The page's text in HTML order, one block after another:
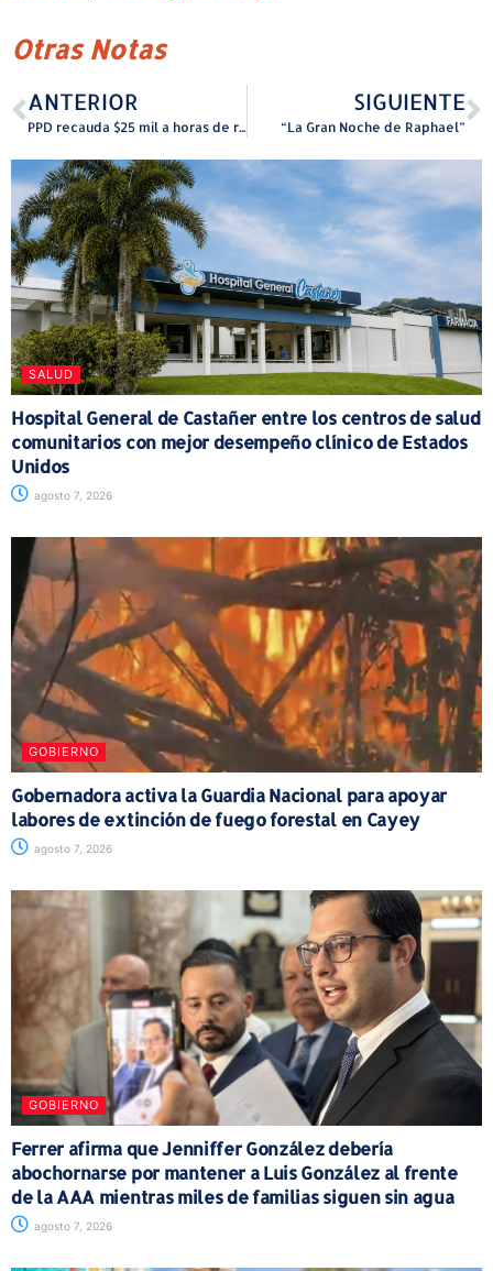
Otras Notas
ANTERIOR
PPD recauda $25 mil a horas de ratificada la presidencia de Pablo José Hernández
SIGUIENTE
“La Gran Noche de Raphael”
SALUD
Hospital General de Castañer entre los centros de salud
comunitarios con mejor desempeño clínico de Estados
Unidos
agosto 7, 2026
GOBIERNO
Gobernadora activa la Guardia Nacional para apoyar
labores de extinción de fuego forestal en Cayey
agosto 7, 2026
GOBIERNO
Ferrer afirma que Jenniffer González debería
abochornarse por mantener a Luis González al frente
de la AAA mientras miles de familias siguen sin agua
agosto 7, 2026